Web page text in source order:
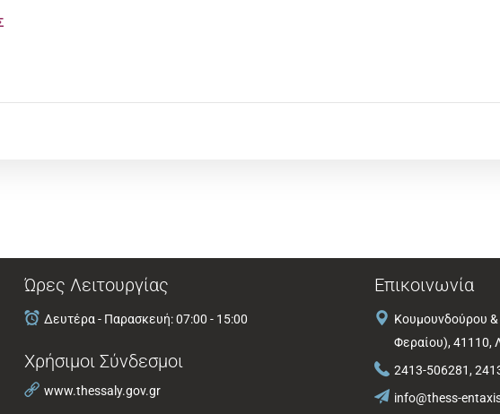
Ώρες Λειτουργίας
Δευτέρα - Παρασκευή: 07:00 - 15:00
Χρήσιμοι Σύνδεσμοι
www.thessaly.gov.gr
Επικοινωνία
Κουμουνδούρου
Φεραίου), 41110,
2413-506281,
info@thess-